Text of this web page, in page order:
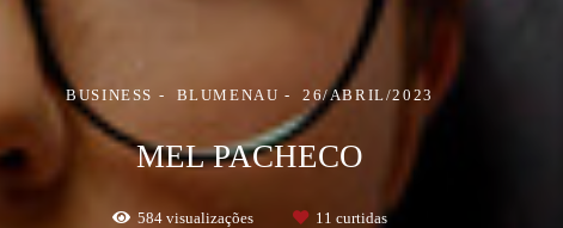
BUSINESS BLUMENAU 26/ABRIL/2023
MEL PACHECO
584 visualizações 11 curtidas